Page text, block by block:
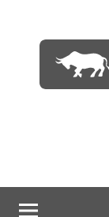
содержимому